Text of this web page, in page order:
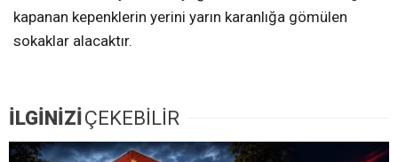
kapanan kepenklerin yerini yarın karanlığa gömülen
sokaklar alacaktır.
İLGİNİZİÇEKEBİLİR